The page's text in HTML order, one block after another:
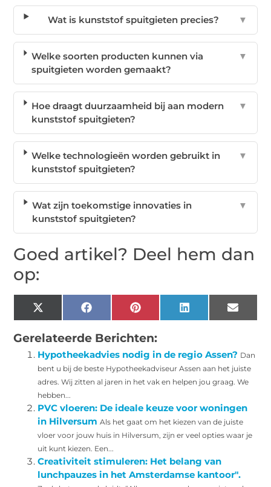
Wat is kunststof spuitgieten precies? ▼
Welke soorten producten kunnen via
spuitgieten worden gemaakt?
▼
Hoe draagt duurzaamheid bij aan modern
kunststof spuitgieten?
▼
Welke technologieën worden gebruikt in
kunststof spuitgieten?
▼
Wat zijn toekomstige innovaties in
kunststof spuitgieten?
▼
Goed artikel? Deel hem dan
op:
X
(Twitter)
Facebook Pinterest LinkedIn Email
Gerelateerde Berichten:
Hypotheekadvies nodig in de regio Assen? Dan
bent u bij de beste Hypotheekadviseur Assen aan het juiste
adres. Wij zitten al jaren in het vak en helpen jou graag. We
hebben...
PVC vloeren: De ideale keuze voor woningen
in Hilversum Als het gaat om het kiezen van de juiste
vloer voor jouw huis in Hilversum, zijn er veel opties waar je
uit kunt kiezen. Een...
Creativiteit stimuleren: Het belang van
lunchpauzes in het Amsterdamse kantoor".